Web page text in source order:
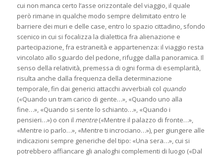
cui non manca certo l’asse orizzontale del viaggio, il quale
però rimane in qualche modo sempre delimitato entro le
barriere dei muri e delle case, entro lo spazio cittadino, sfondo
scenico in cui si focalizza la dialettica fra alienazione e
partecipazione, fra estraneità e appartenenza: il viaggio resta
vincolato allo sguardo del pedone, rifugge dalla panoramica. Il
senso della relatività, premessa di ogni forma di esemplarità,
risulta anche dalla frequenza della determinazione
temporale, fin dai generici attacchi avverbiali col quando
(«Quando un tram carico di gente…», «Quando uno alla
fine…», «Quando si sente lo schianto…», «Quando i
pensieri…») o con il mentre(«Mentre il palazzo di fronte…»,
«Mentre io parlo…», «Mentre ti incrociano…»), per giungere alle
indicazioni sempre generiche del tipo: «Una sera…», cui si
potrebbero affiancare gli analoghi complementi di luogo («Dal